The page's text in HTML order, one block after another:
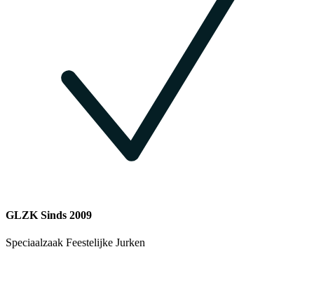
GLZK Sinds 2009
Speciaalzaak Feestelijke Jurken